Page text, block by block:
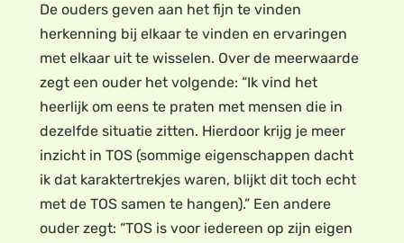
De ouders geven aan het fijn te vinden
herkenning bij elkaar te vinden en ervaringen
met elkaar uit te wisselen. Over de meerwaarde
zegt een ouder het volgende: “Ik vind het
heerlijk om eens te praten met mensen die in
dezelfde situatie zitten. Hierdoor krijg je meer
inzicht in TOS (sommige eigenschappen dacht
ik dat karaktertrekjes waren, blijkt dit toch echt
met de TOS samen te hangen).” Een andere
ouder zegt: “TOS is voor iedereen op zijn eigen